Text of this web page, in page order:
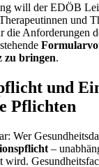
will der EDÖB
und
die Anforderungen
zu bringen.
und
Pflichten
Wer
–